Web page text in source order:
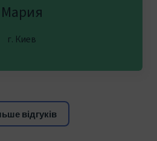
Мария
г. Киев
відгуків